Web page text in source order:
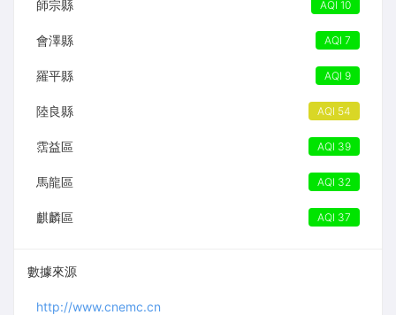
師宗縣 AQI 10
會澤縣 AQI 7
羅平縣 AQI 9
陸良縣 AQI 54
霑益區 AQI 39
馬龍區 AQI 32
麒麟區 AQI 37
數據來源
http://www.cnemc.cn